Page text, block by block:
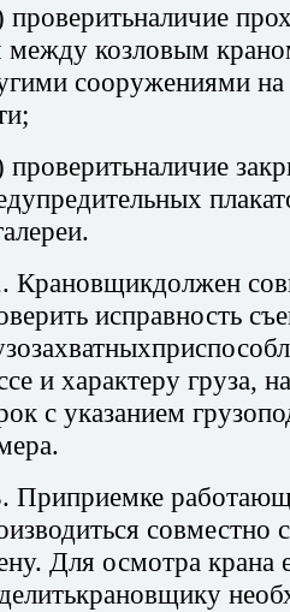
проверитьналичие
козловым
сооружениями
проверитьналичие
Крановщикдолжен
исправность
и характеру груза,
с указанием
Приприемке
Для осмотра крана